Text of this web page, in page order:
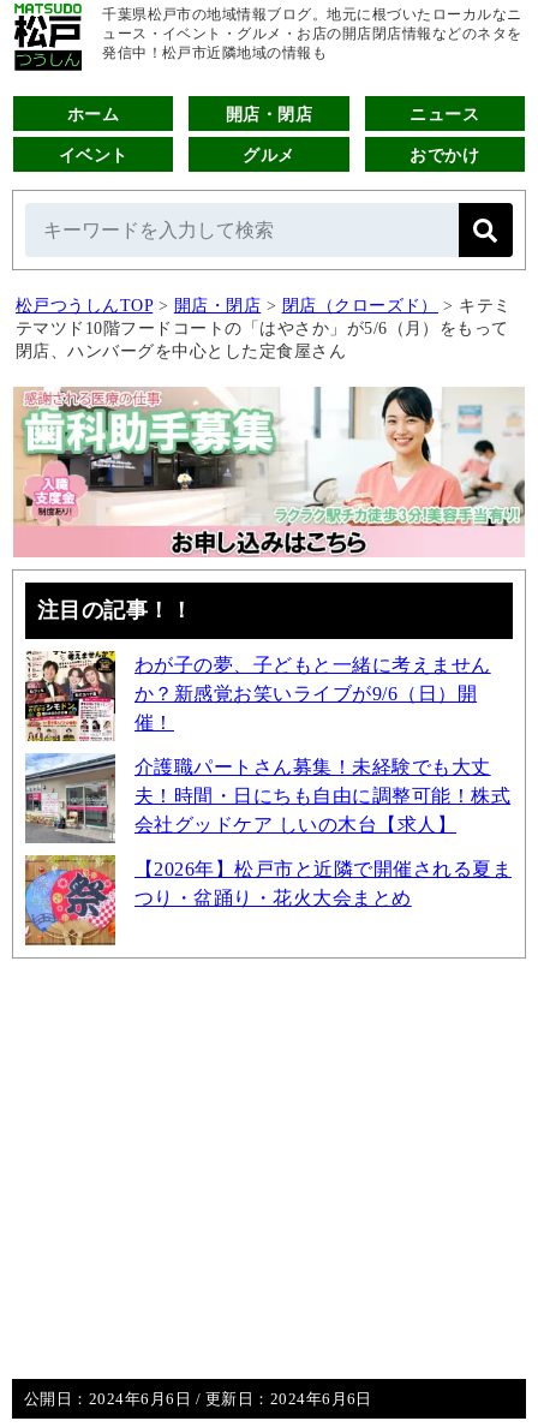
千葉県松戸市の地域情報ブログ。地元に根づいたローカルなニ
ュース・イベント・グルメ・お店の開店閉店情報などのネタを
発信中！松戸市近隣地域の情報も
ホーム 開店・閉店 ニュース
イベント グルメ おでかけ
松戸つうしんTOP > 開店・閉店 > 閉店（クローズド） > キテミ
テマツド10階フードコートの「はやさか」が5/6（月）をもって
閉店、ハンバーグを中心とした定食屋さん
注目の記事！！
わが子の夢、子どもと一緒に考えません
か？新感覚お笑いライブが9/6（日）開
催！
介護職パートさん募集！未経験でも大丈
夫！時間・日にちも自由に調整可能！株式
会社グッドケア しいの木台【求人】
【2026年】松戸市と近隣で開催される夏ま
つり・盆踊り・花火大会まとめ
公開日： 2024年6月6日 / 更新日： 2024年6月6日